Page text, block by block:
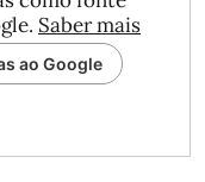
Saber mais
ao Google